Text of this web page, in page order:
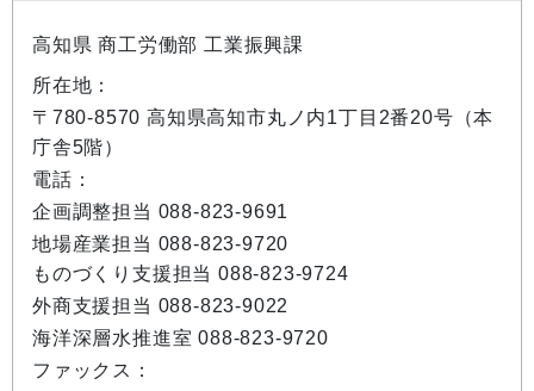
高知県 商工労働部 工業振興課
所在地：
〒780-8570 高知県高知市丸ノ内1丁目2番20号（本
庁舎5階）
電話：
企画調整担当 088-823-9691
地場産業担当 088-823-9720
ものづくり支援担当 088-823-9724
外商支援担当 088-823-9022
海洋深層水推進室 088-823-9720
ファックス：